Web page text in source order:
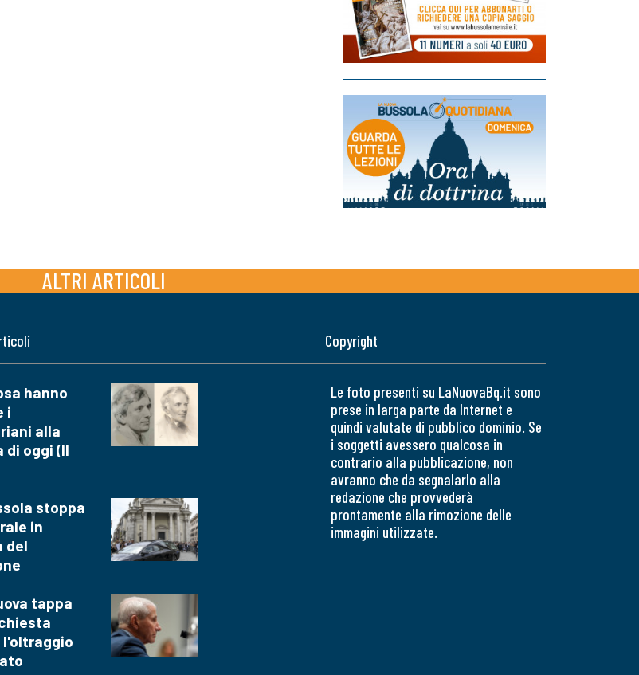
ALTRI ARTICOLI
hanno
i
alla
di oggi (II
stoppa
in
del
tappa
l'oltraggio
Copyright
Le foto presenti su LaNuovaBq.it sono
prese in larga parte da Internet e
quindi valutate di pubblico dominio. Se
i soggetti avessero qualcosa in
contrario alla pubblicazione, non
avranno che da segnalarlo alla
redazione che provvederà
prontamente alla rimozione delle
immagini utilizzate.